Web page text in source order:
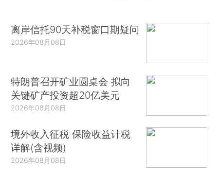
离岸信托90天补税窗口期疑问
2026年08月08日
特朗普召开矿业圆桌会 拟向
关键矿产投资超20亿美元
2026年08月08日
境外收入征税 保险收益计税
详解(含视频)
2026年08月08日